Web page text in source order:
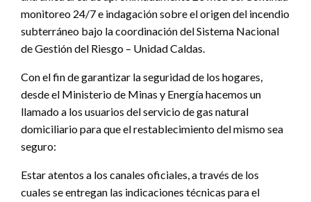
monitoreo 24/7 e indagación sobre el origen del incendio
subterráneo bajo la coordinación del Sistema Nacional
de Gestión del Riesgo – Unidad Caldas.
Con el fin de garantizar la seguridad de los hogares,
desde el Ministerio de Minas y Energía hacemos un
llamado a los usuarios del servicio de gas natural
domiciliario para que el restablecimiento del mismo sea
seguro:
Estar atentos a los canales oficiales, a través de los
cuales se entregan las indicaciones técnicas para el